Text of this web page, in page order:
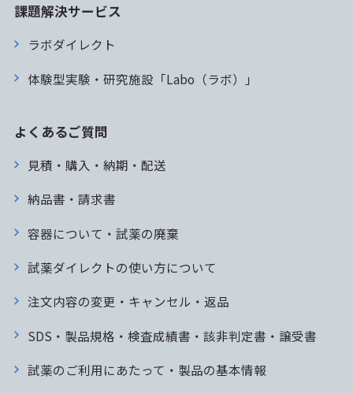
課題解決サービス
ラボダイレクト
体験型実験・研究施設「Labo（ラボ）」
よくあるご質問
見積・購入・納期・配送
納品書・請求書
容器について・試薬の廃棄
試薬ダイレクトの使い方について
注文内容の変更・キャンセル・返品
SDS・製品規格・検査成績書・該非判定書・譲受書
試薬のご利用にあたって・製品の基本情報